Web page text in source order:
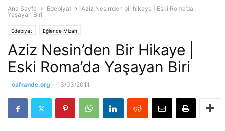
Ana Sayfa Edebiyat
Aziz Nesin’den bir hikaye | Eski Roma’da
Yaşayan Biri
Edebiyat Eğlence Mizah
Aziz Nesin’den Bir Hikaye |
Eski Roma’da Yaşayan Biri
cafrande.org - 13/03/2011